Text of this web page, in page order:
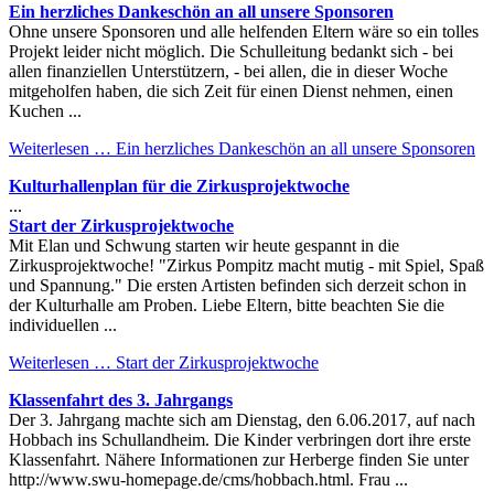
Ein herzliches Dankeschön an all unsere Sponsoren
Ohne unsere Sponsoren und alle helfenden Eltern wäre so ein tolles
Projekt leider nicht möglich. Die Schulleitung bedankt sich - bei
allen finanziellen Unterstützern, - bei allen, die in dieser Woche
mitgeholfen haben, die sich Zeit für einen Dienst nehmen, einen
Kuchen ...
Weiterlesen … Ein herzliches Dankeschön an all unsere Sponsoren
Kulturhallenplan für die Zirkusprojektwoche
...
Start der Zirkusprojektwoche
Mit Elan und Schwung starten wir heute gespannt in die
Zirkusprojektwoche! "Zirkus Pompitz macht mutig - mit Spiel, Spaß
und Spannung." Die ersten Artisten befinden sich derzeit schon in
der Kulturhalle am Proben. Liebe Eltern, bitte beachten Sie die
individuellen ...
Weiterlesen … Start der Zirkusprojektwoche
Klassenfahrt des 3. Jahrgangs
Der 3. Jahrgang machte sich am Dienstag, den 6.06.2017, auf nach
Hobbach ins Schullandheim. Die Kinder verbringen dort ihre erste
Klassenfahrt. Nähere Informationen zur Herberge finden Sie unter
http://www.swu-homepage.de/cms/hobbach.html. Frau ...